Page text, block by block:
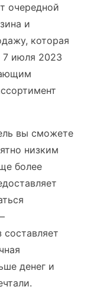
очередной
и
которая
7 июля 2023
вы сможете
низким
более
составляет
денег и